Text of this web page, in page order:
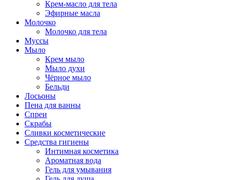
Крем-масло для тела
Эфирные масла
Молочко
Молочко для тела
Муссы
Мыло
Крем мыло
Мыло духи
Чёрное мыло
Бельди
Лосьоны
Пена для ванны
Спреи
Скрабы
Сливки косметические
Средства гигиены
Интимная косметика
Ароматная вода
Гель для умывания